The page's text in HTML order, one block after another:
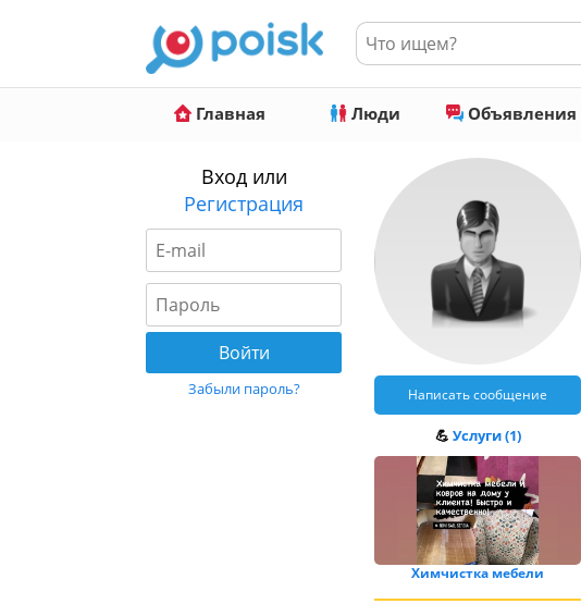
Главная Люди Объявления
Вход или
Регистрация
Забыли пароль? Написать сообщение
💪 Услуги (1)
Химчистка мебели